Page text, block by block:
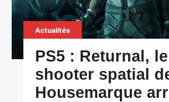
Actualités
PS5 : Returnal, le
shooter spatial
Housemarque